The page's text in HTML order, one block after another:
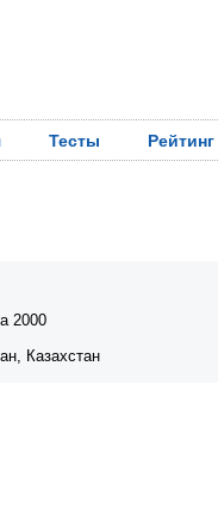
Тесты Рейтинг
2000
Казахстан